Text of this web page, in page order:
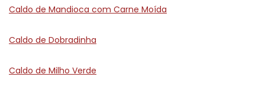
Caldo de Mandioca com Carne Moída
Caldo de Dobradinha
Caldo de Milho Verde